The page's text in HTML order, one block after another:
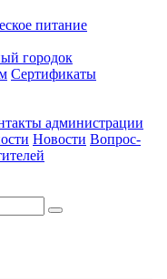
питание
городок
Сертификаты
администрации
Новости Вопрос-